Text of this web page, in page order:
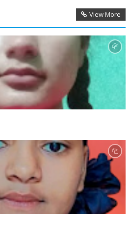
View More